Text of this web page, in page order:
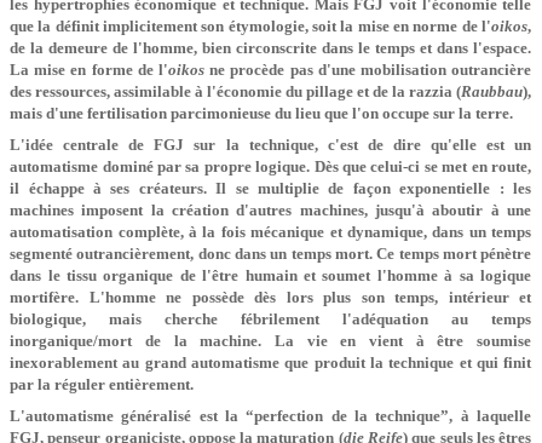
les hypertrophies économique et technique. Mais FGJ voit l'économie telle
que la définit implicitement son étymologie, soit la mise en norme de l'oikos,
de la demeure de l'homme, bien circonscrite dans le temps et dans l'espace.
La mise en forme de l'oikos ne procède pas d'une mobilisation outrancière
des ressources, assimilable à l'économie du pillage et de la razzia (Raubbau),
mais d'une fertilisation parcimonieuse du lieu que l'on occupe sur la terre.
L'idée centrale de FGJ sur la technique, c'est de dire qu'elle est un
automatisme dominé par sa propre logique. Dès que celui-ci se met en route,
il échappe à ses créateurs. Il se multiplie de façon exponentielle : les
machines imposent la création d'autres machines, jusqu'à aboutir à une
automatisation complète, à la fois mécanique et dynamique, dans un temps
segmenté outrancièrement, donc dans un temps mort. Ce temps mort pénètre
dans le tissu organique de l'être humain et soumet l'homme à sa logique
mortifère. L'homme ne possède dès lors plus son temps, intérieur et
biologique, mais cherche fébrilement l'adéquation au temps
inorganique/mort de la machine. La vie en vient à être soumise
inexorablement au grand automatisme que produit la technique et qui finit
par la réguler entièrement.
L'automatisme généralisé est la “perfection de la technique”, à laquelle
FGJ, penseur organiciste, oppose la maturation (die Reife) que seuls les êtres